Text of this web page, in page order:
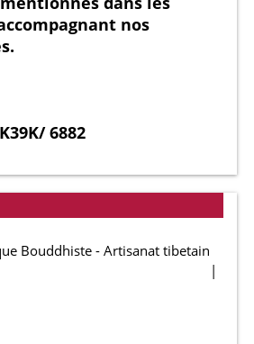
nos
6882
Bouddhiste - Artisanat tibetain